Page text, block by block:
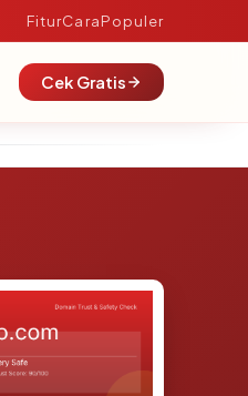
FiturCaraPopuler
Cek Gratis